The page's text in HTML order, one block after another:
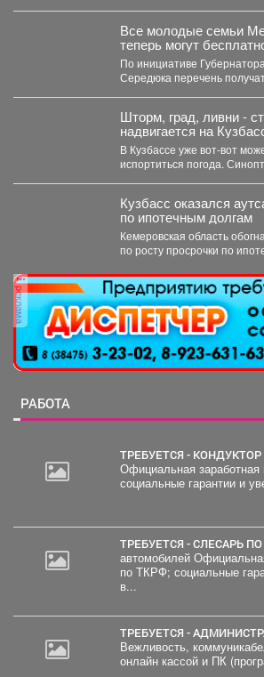
Все молодые семьи
теперь могут
предметами первой
новорождённых.
По инициативе
Середюка перечень
Шторм, град, ливни -
надвигается на
В Кузбассе уже вот-вот
испортиться погода. Синоптики Кемеровского
Кузбасс оказался
по ипотечным долгам
Кемеровская область
по росту просрочки по
реклама
РАБОТА
ТРЕБУЕТСЯ - КОНДУКТОР
Официальная
социальные гарантии и
ТРЕБУЕТСЯ - СЛЕСАРЬ
автомобилей
по ТКРФ; социальные
в...
ТРЕБУЕТСЯ -
Вежливость,
онлайн кассой и ПК